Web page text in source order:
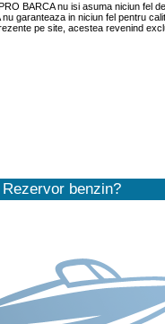
BARCA nu isi asuma niciun fel
nu garanteaza in niciun fel pentru
pe site, acestea revenind
benzin?